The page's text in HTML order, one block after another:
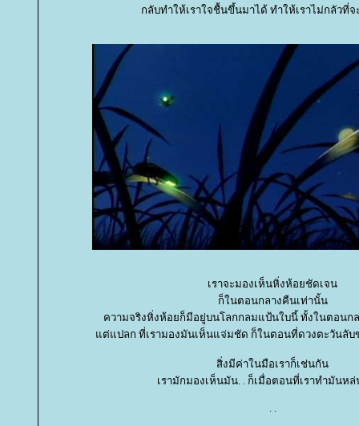
กลับทำให้เราใจชื้นขึ้นมาได้ ทำให้เราไม่กลัวที่จ
เราจะมองเห็นหิ่งห้อยชัดเจน
ก็ในตอนกลางคืนเท่านั้น
ความจริงหิ่งห้อยก็มีอยู่บนโลกกลมแป้นใบนี้ ทั้งในตอนก
ต่แปลก ที่เรามองมันเห็นแจ่มชัด ก็ในตอนที่ดวงตะวันลับ
สิ่งมีค่าในมือเราก็เช่นกัน
เรามักมองเห็นมัน. . ก็เมื่อตอนที่เราทำมันห
. .